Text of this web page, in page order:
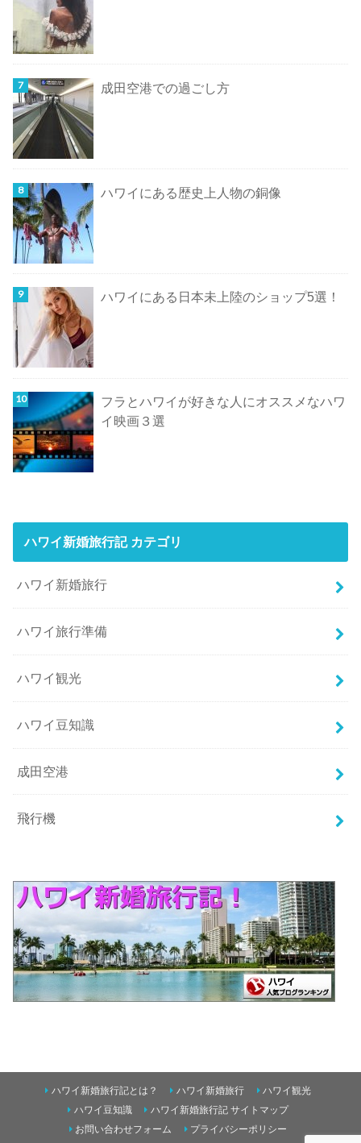
成田空港での過ごし方
ハワイにある歴史上人物の銅像
ハワイにある日本未上陸のショップ5選！
フラとハワイが好きな人にオススメなハワ
イ映画３選
ハワイ新婚旅行記 カテゴリ
ハワイ新婚旅行
ハワイ旅行準備
ハワイ観光
ハワイ豆知識
成田空港
飛行機
ハワイ新婚旅行記とは？ ハワイ新婚旅行
ハワイ観光
ハワイ豆知識
ハワイ新婚旅行記 サイトマップ
お問い合わせフォーム
プライバシーポリシー